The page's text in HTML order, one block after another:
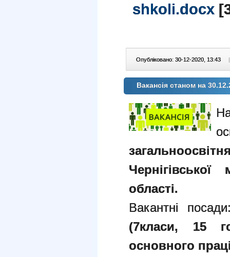
shkoli.docx
Опубліковано: 30-12-2020, 13:43 |
Вакансія станом на
Чернігівської
області.
Вакантні
(7класи, 15
основного